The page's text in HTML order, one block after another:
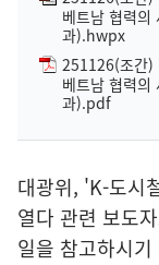
베트남 협력의
과).hwpx
251126(조간)
베트남 협력의
과).pdf
대광위, 'K-도시
열다 관련 보도
일을 참고하시